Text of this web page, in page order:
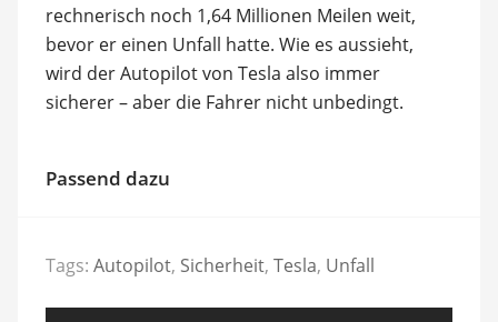
rechnerisch noch 1,64 Millionen Meilen weit,
bevor er einen Unfall hatte. Wie es aussieht,
wird der Autopilot von Tesla also immer
sicherer – aber die Fahrer nicht unbedingt.
Passend dazu
Tags: Autopilot, Sicherheit, Tesla, Unfall